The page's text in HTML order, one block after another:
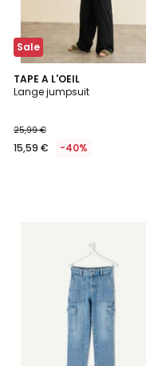
Sale
TAPE A L'OEIL
Lange jumpsuit
25,99 €
15,59 € -40%